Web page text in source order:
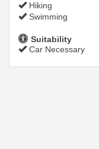
Hiking
Swimming
Suitability
Car Necessary